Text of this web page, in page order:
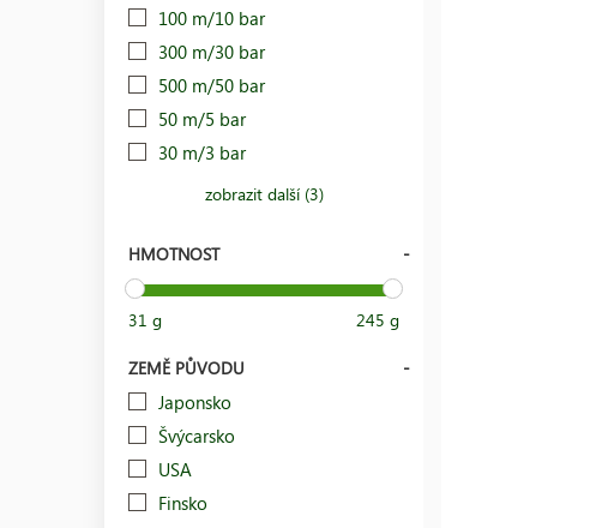
100 m/10 bar
300 m/30 bar
500 m/50 bar
50 m/5 bar
30 m/3 bar
zobrazit další (3)
HMOTNOST
31 g 245 g
ZEMĚ PŮVODU
Japonsko
Švýcarsko
USA
Finsko